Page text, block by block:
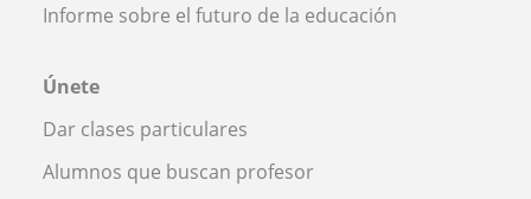
Informe sobre el futuro de la educación
Únete
Dar clases particulares
Alumnos que buscan profesor